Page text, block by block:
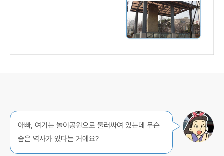
아빠, 여기는 놀이공원으로 둘러싸여 있는데 무슨
숨은 역사가 있다는 거에요?